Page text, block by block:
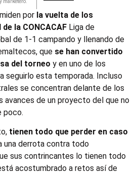
marketero.
por la vuelta de los
la CONCACAF Liga de
de 1-1 campando y llenando de
que se han convertido
del torneo y en uno de los
seguirlo esta temporada. Incluso
se concentran delante de los
avances de un proyecto del que no
poco.
tienen todo que perder en caso
una derrota contra todo
sus contrincantes lo tienen todo
acostumbrado a retos así de